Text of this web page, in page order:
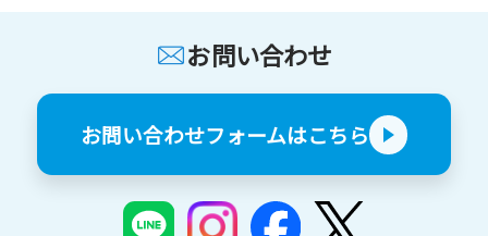
お問い合わせ
お問い合わせフォームはこちら